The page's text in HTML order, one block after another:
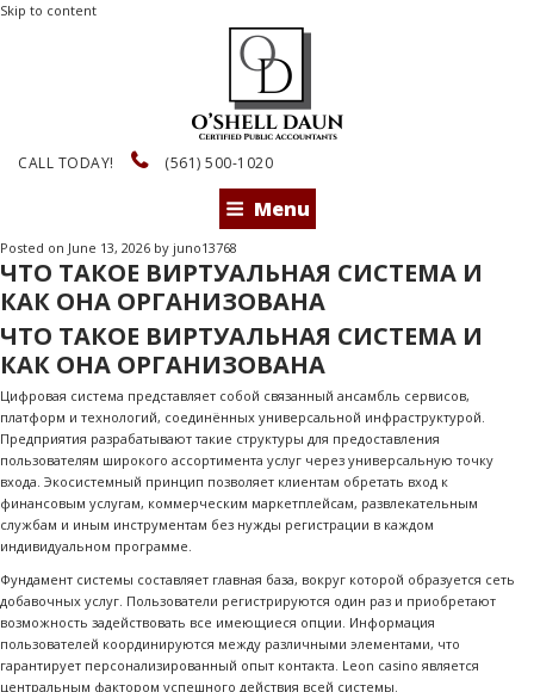
Skip to content
CALL TODAY! (561) 500-1020
Menu
Posted on June 13, 2026 by juno13768
ЧТО ТАКОЕ ВИРТУАЛЬНАЯ СИСТЕМА И
КАК ОНА ОРГАНИЗОВАНА
ЧТО ТАКОЕ ВИРТУАЛЬНАЯ СИСТЕМА И
КАК ОНА ОРГАНИЗОВАНА
Цифровая система представляет собой связанный ансамбль сервисов,
платформ и технологий, соединённых универсальной инфраструктурой.
Предприятия разрабатывают такие структуры для предоставления
пользователям широкого ассортимента услуг через универсальную точку
входа. Экосистемный принцип позволяет клиентам обретать вход к
финансовым услугам, коммерческим маркетплейсам, развлекательным
службам и иным инструментам без нужды регистрации в каждом
индивидуальном программе.
Фундамент системы составляет главная база, вокруг которой образуется сеть
добавочных услуг. Пользователи регистрируются один раз и приобретают
возможность задействовать все имеющиеся опции. Информация
пользователей координируются между различными элементами, что
гарантирует персонализированный опыт контакта. Leon casino является
центральным фактором успешного действия всей системы.